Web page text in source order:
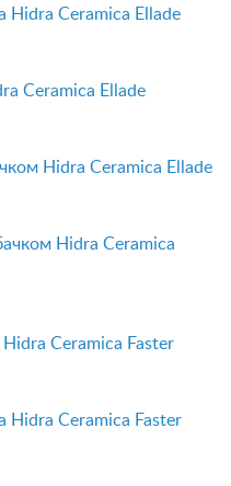
Hidra Ceramica Ellade
Ceramica Ellade
Hidra Ceramica Ellade
Hidra Ceramica
Ceramica Faster
Hidra Ceramica Faster